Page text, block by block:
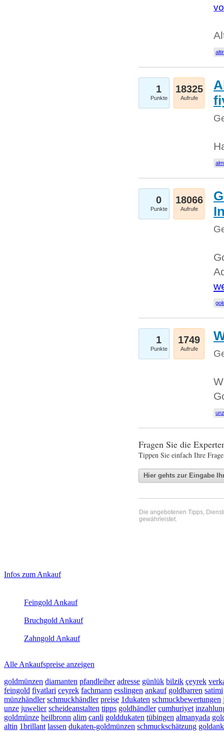
1
Punkte
18325
Aufrufe
0
Punkte
18066
Aufrufe
1
Punkte
1749
Aufrufe
Fragen Sie die
Tippen Sie einfach Ihre
Die angebotenen Tipps,
gewährleistet.
Sidebar
Infos zum Ankauf
Feingold Ankauf
Bruchgold Ankauf
Zahngold Ankauf
Alle Ankaufspreise anzeigen
goldmünzen diamanten pfandleiher adresse günlük bilzik çeyrek
feingold fiyatlari ceyrek fachmann esslingen ankauf goldbarren satimi
münzhändler schmuckhändler preise 1dukaten schmuckbewertungen
unze juwelier scheideanstalten tipps goldhändler cumhuriyet
goldmünze heilbronn alim canli golddukaten tübingen almanyada
altin 1brillant lassen dukaten-goldmünzen schmuckschätzung